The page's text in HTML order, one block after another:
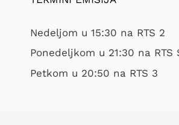
Nedeljom u 15:30 na RTS 2
Ponedeljkom u 21:30 na RTS
Petkom u 20:50 na RTS 3